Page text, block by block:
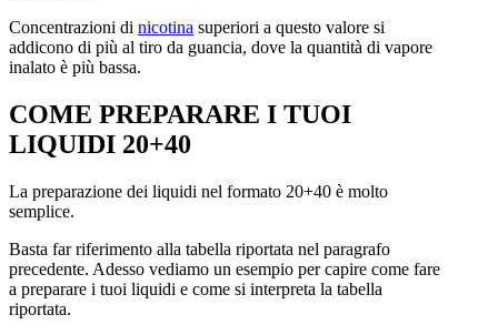
Concentrazioni di nicotina superiori a questo valore si
addicono di più al tiro da guancia, dove la quantità di vapore
inalato è più bassa.
COME PREPARARE I TUOI
LIQUIDI 20+40
La preparazione dei liquidi nel formato 20+40 è molto
semplice.
Basta far riferimento alla tabella riportata nel paragrafo
precedente. Adesso vediamo un esempio per capire come fare
a preparare i tuoi liquidi e come si interpreta la tabella
riportata.